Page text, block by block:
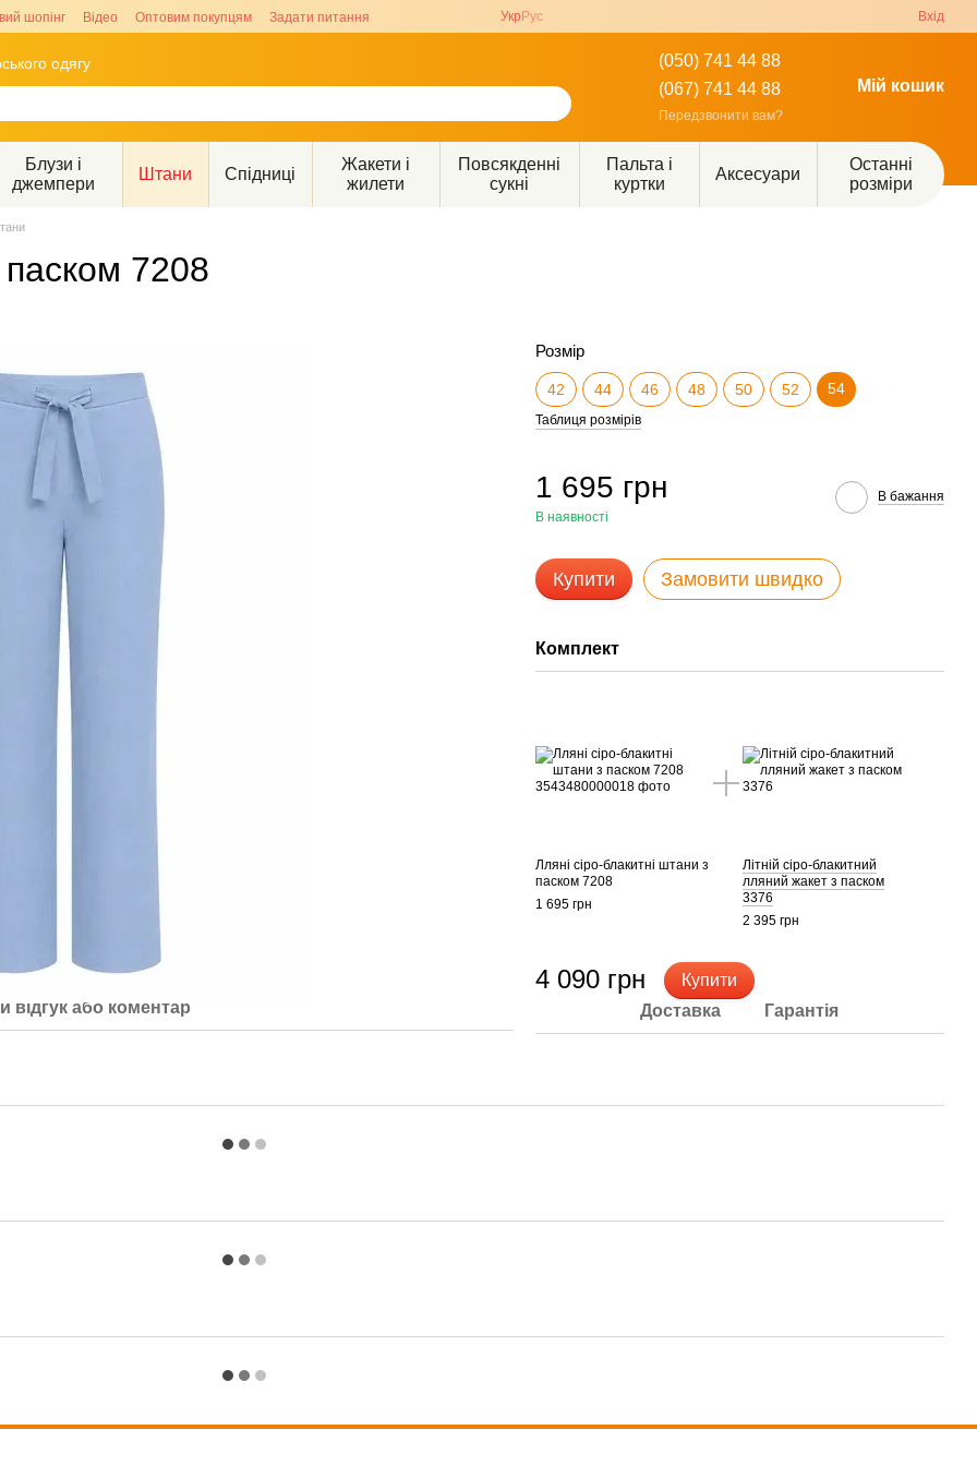
шопінг Відео Оптовим покупцям Задати питання Укр Рус Вхід
одягу
(050) 741 44 88
(067) 741 44 88
Передзвонити вам?
Мій кошик
Блузи і
джемпери
Штани Спідниці
Жакети і
жилети
Повсякденні
сукні
Пальта і
куртки
Аксесуари
Останні
розміри
паском 7208
відгук або коментар
Розмір
42 44 46 48 50 52 54
Таблиця розмірів
1 695 грн
В наявності
В бажання
Купити Замовити швидко
Комплект
Лляні сіро-блакитні штани з
паском 7208
1 695 грн
Літній сіро-блакитний
лляний жакет з паском
3376
2 395 грн
4 090 грн
Купити
Доставка
Гарантія